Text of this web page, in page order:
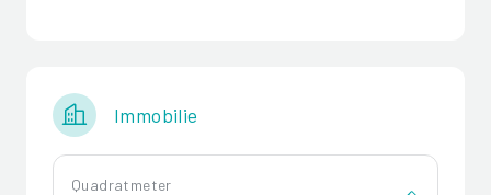
Immobilie
Quadratmeter